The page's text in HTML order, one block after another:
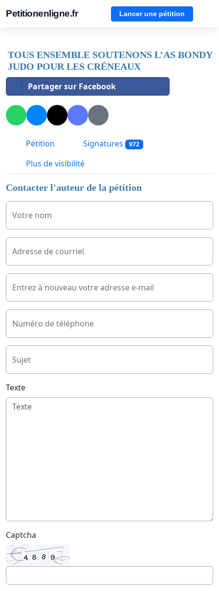
Petitionenligne.fr Lancer une pétition
TOUS ENSEMBLE SOUTENONS L’AS BONDY
JUDO POUR LES CRÉNEAUX
Partager sur Facebook
Pétition Signatures 972
Plus de visibilité
Contacter l'auteur de la pétition
Votre nom
Adresse de courriel
Entrez à nouveau votre adresse e-mail
Numéro de téléphone
Sujet
Texte
Captcha